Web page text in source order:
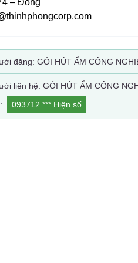
– Đông
đăng: GÓI HÚT ẨM CÔNG
liên hệ: GÓI HÚT ẨM CÔNG
:
093712 *** Hiện số